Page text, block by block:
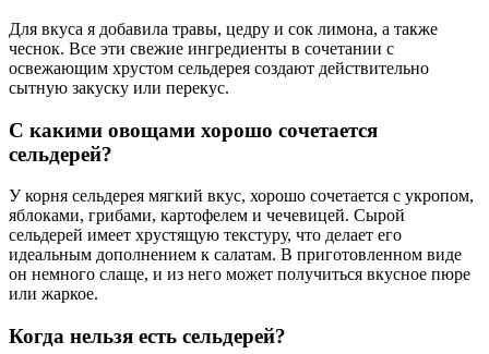
Для вкуса я добавила травы, цедру и сок лимона, а также
чеснок. Все эти свежие ингредиенты в сочетании с
освежающим хрустом сельдерея создают действительно
сытную закуску или перекус.
С какими овощами хорошо сочетается
сельдерей?
У корня сельдерея мягкий вкус, хорошо сочетается с укропом,
яблоками, грибами, картофелем и чечевицей. Сырой
сельдерей имеет хрустящую текстуру, что делает его
идеальным дополнением к салатам. В приготовленном виде
он немного слаще, и из него может получиться вкусное пюре
или жаркое.
Когда нельзя есть сельдерей?